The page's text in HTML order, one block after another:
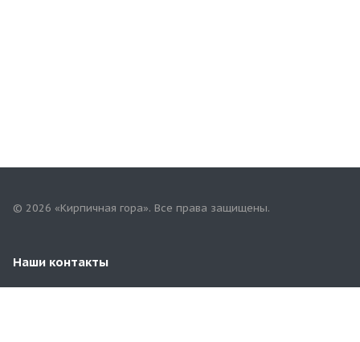
© 2026 «Кирпичная гора». Все права защищены.
Наши контакты
+7(958)268-82-02